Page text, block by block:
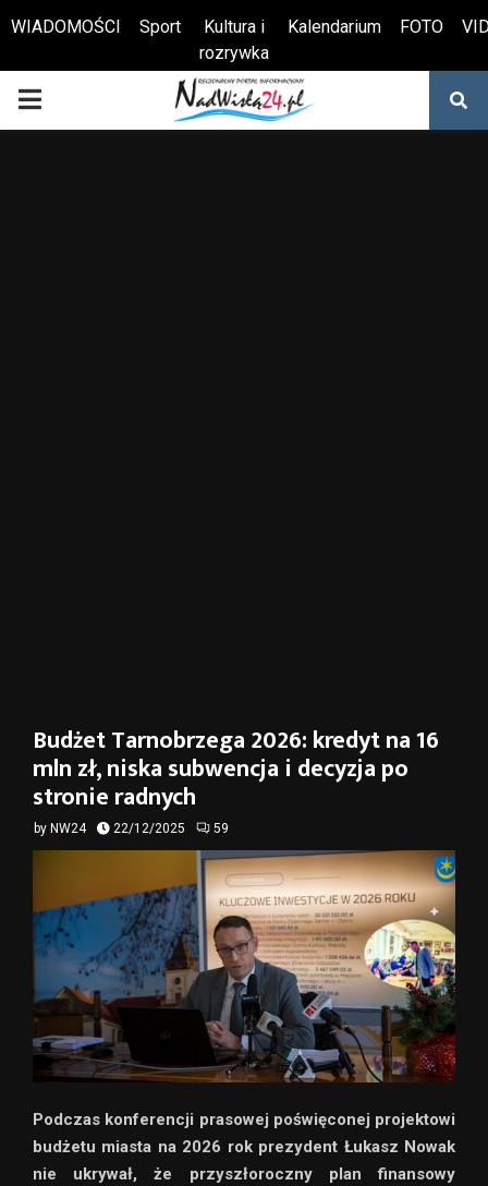
Otwórz pasek narzędzi
WIADOMOŚCI Sport
Kultura i
rozrywka
Kalendarium FOTO
PRIMARY
Budżet Tarnobrzega 2026: kredyt na 16
mln zł, niska subwencja i decyzja po
stronie radnych
by NW24 22/12/2025 59
Podczas konferencji prasowej poświęconej projektowi
budżetu miasta na 2026 rok prezydent Łukasz Nowak
nie ukrywał, że przyszłoroczny plan finansowy